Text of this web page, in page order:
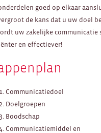
goed op elkaar
de kans dat u uw doel
uw zakelijke communicatie
en effectiever!
Communicatiedoel
Doelgroepen
Boodschap
Communicatiemiddel en